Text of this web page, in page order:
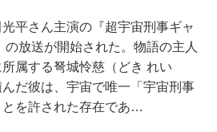
平さん主演の『超宇宙刑事ギャ
放送が開始された。物語の主人
属する弩城怜慈（どき れい
だ彼は、宇宙で唯一「宇宙刑事
を許された存在であ…